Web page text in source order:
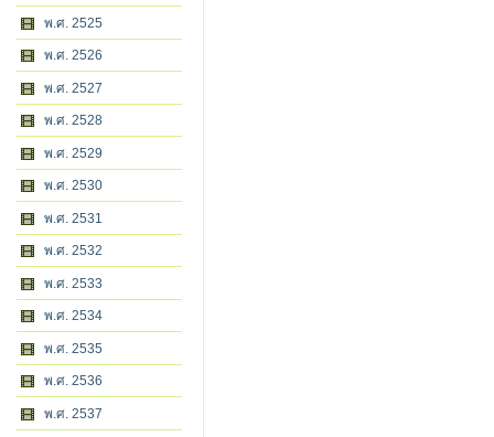
พ.ศ. 2525
พ.ศ. 2526
พ.ศ. 2527
พ.ศ. 2528
พ.ศ. 2529
พ.ศ. 2530
พ.ศ. 2531
พ.ศ. 2532
พ.ศ. 2533
พ.ศ. 2534
พ.ศ. 2535
พ.ศ. 2536
พ.ศ. 2537